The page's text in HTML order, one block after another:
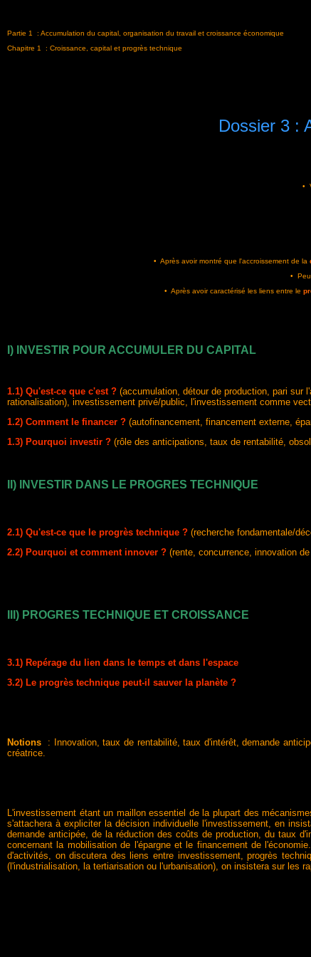
Partie 1 : Accumulation du capital, organisation du travail et croissance économique
Chapitre 1 : Croissance, capital et progrès technique
Dossier 3 :
•
• Après avoir montré que l'accroissement de la
•
• Après avoir caractérisé les liens entre le
I) INVESTIR POUR ACCUMULER DU CAPITAL
1.1) Qu'est-ce que c'est ? (accumulation, détour de production, pari sur
rationalisation), investissement privé/public, l'investissement comme
1.2) Comment le financer ? (autofinancement, financement externe,
1.3) Pourquoi investir ? (rôle des anticipations, taux de rentabilité,
II) INVESTIR DANS LE PROGRES TECHNIQUE
2.1) Qu'est-ce que le progrès technique ? (recherche fondamentale/
2.2) Pourquoi et comment innover ? (rente, concurrence, innovation
III) PROGRES TECHNIQUE ET CROISSANCE
3.1) Repérage du lien dans le temps et dans l'espace
3.2) Le progrès technique peut-il sauver la planète ?
Notions
: Innovation, taux de rentabilité, taux d'intérêt, demande
créatrice.
L'investissement étant un maillon essentiel de la plupart des
s'attachera à expliciter la décision individuelle l'investissement, en
demande anticipée, de la réduction des coûts de production, du taux
concernant la mobilisation de l'épargne et le financement de
d'activités, on discutera des liens entre investissement, progrès
(l'industrialisation, la tertiarisation ou l'urbanisation), on insistera sur les